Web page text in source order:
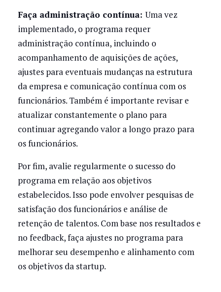
Faça administração contínua: Uma vez
implementado, o programa requer
administração contínua, incluindo o
acompanhamento de aquisições de ações,
ajustes para eventuais mudanças na estrutura
da empresa e comunicação contínua com os
funcionários. Também é importante revisar e
atualizar constantemente o plano para
continuar agregando valor a longo prazo para
os funcionários.
Por fim, avalie regularmente o sucesso do
programa em relação aos objetivos
estabelecidos. Isso pode envolver pesquisas de
satisfação dos funcionários e análise de
retenção de talentos. Com base nos resultados e
no feedback, faça ajustes no programa para
melhorar seu desempenho e alinhamento com
os objetivos da startup.